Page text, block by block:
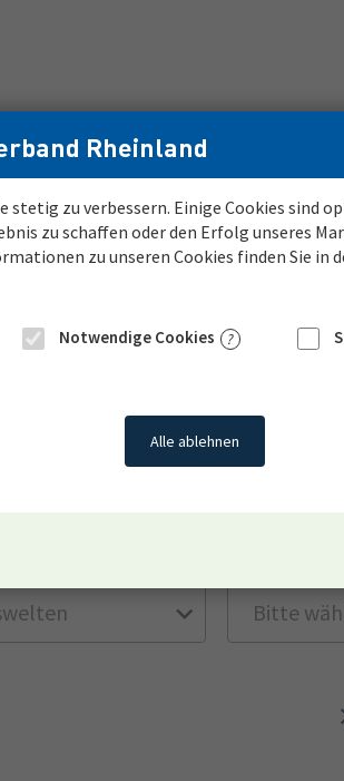
Karriere beim LVR
Rheinland
stetig zu verbessern. Einige Cookies sind
zu schaffen oder den Erfolg unseres
zu unseren Cookies finden Sie in
Notwendige Cookies
Alle ablehnen
Umkreis